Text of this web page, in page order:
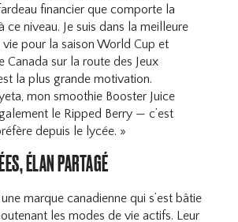
financier que comporte la
ce niveau. Je suis dans la meilleure
pour la saison World Cup et
Canada sur la route des Jeux
la plus grande motivation.
mon smoothie Booster Juice
le Ripped Berry — c’est
depuis le lycée. »
ÉLAN PARTAGÉ
marque canadienne qui s’est bâtie
les modes de vie actifs. Leur